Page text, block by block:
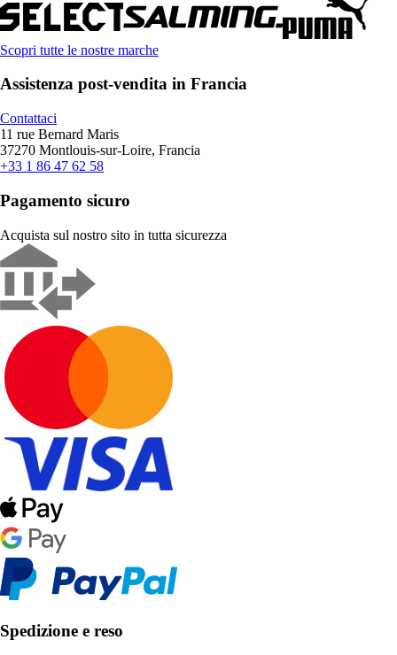
Scopri tutte le nostre marche
Assistenza post-vendita in Francia
Contattaci
11 rue Bernard Maris
37270 Montlouis-sur-Loire, Francia
+33 1 86 47 62 58
Pagamento sicuro
Acquista sul nostro sito in tutta sicurezza
Spedizione e reso